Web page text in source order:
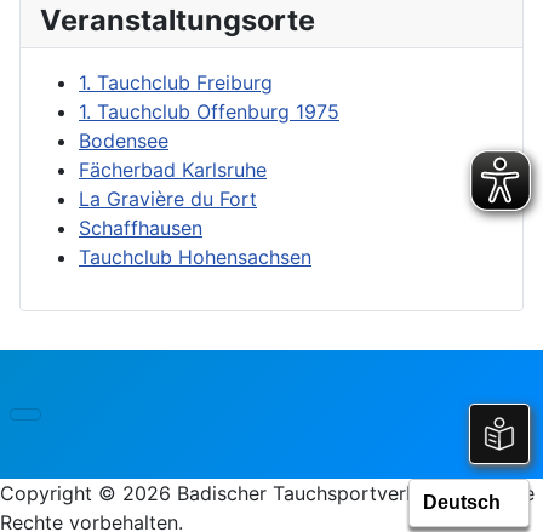
Veranstaltungsorte
1. Tauchclub Freiburg
1. Tauchclub Offenburg 1975
Bodensee
Fächerbad Karlsruhe
La Gravière du Fort
Schaffhausen
Tauchclub Hohensachsen
Copyright © 2026 Badischer Tauchsportverband e.V.. Alle
Rechte vorbehalten.